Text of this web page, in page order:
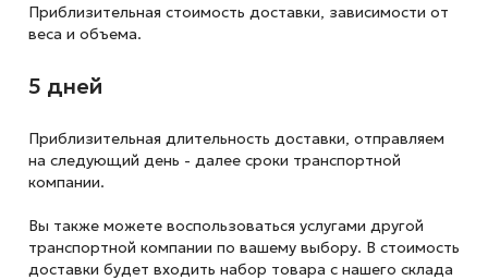
Приблизительная стоимость доставки, зависимости от
веса и объема.
5 дней
Приблизительная длительность доставки, отправляем
на следующий день - далее сроки транспортной
компании.
Вы также можете воспользоваться услугами другой
транспортной компании по вашему выбору. В стоимость
доставки будет входить набор товара с нашего склада